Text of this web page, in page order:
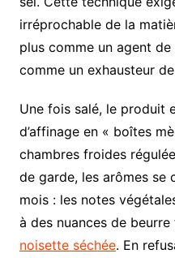
irréprochable de la
plus comme un agent
comme un exhausteur
Une fois salé, le produit
d’affinage en « boîtes
chambres froides
de garde, les arômes se
mois : les notes
à des nuances de
noisette séchée. En